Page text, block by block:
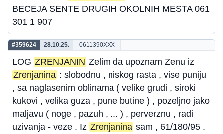
BECEJA SENTE DRUGIH OKOLNIH MESTA 061
301 1 907
#359624 28.10.25. 0611390XXX
LOG ZRENJANIN Zelim da upoznam Zenu iz
Zrenjanina : slobodnu , niskog rasta , vise puniju
, sa naglasenim oblinama ( velike grudi , siroki
kukovi , velika guza , pune butine ) , pozeljno jako
maljavu ( noge , pazuh , ... ) , perverznu , radi
uzivanja - veze . Iz Zrenjanina sam , 61/180/95 .